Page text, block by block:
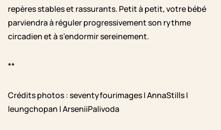
repères stables et rassurants. Petit à petit, votre bébé
parviendra à réguler progressivement son rythme
circadien et à s’endormir sereinement.
**
Crédits photos : seventyfourimages | AnnaStills |
leungchopan | ArseniiPalivoda